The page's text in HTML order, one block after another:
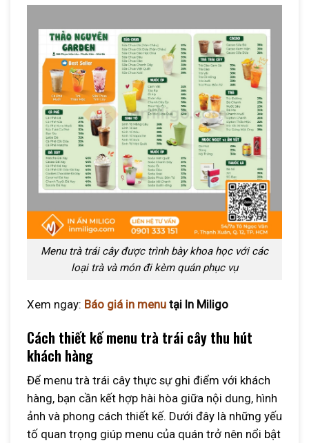
Menu trà trái cây được trình bày khoa học với các
loại trà và món đi kèm quán phục vụ
Xem ngay: Báo giá in menu tại In Miligo
Cách thiết kế menu trà trái cây thu hút
khách hàng
Để menu trà trái cây thực sự ghi điểm với khách
hàng, bạn cần kết hợp hài hòa giữa nội dung, hình
ảnh và phong cách thiết kế. Dưới đây là những yếu
tố quan trọng giúp menu của quán trở nên nổi bật